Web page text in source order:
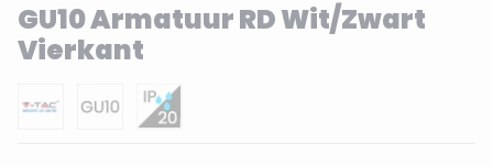
GU10 Armatuur RD Wit/Zwart
Vierkant